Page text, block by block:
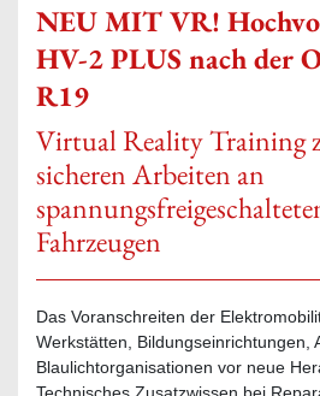
NEU MIT VR!
HV-2 PLUS nach der
R19
Virtual Reality Training
sicheren Arbeiten an
Fahrzeugen
Das Voranschreiten der
Werkstätten, Bildungseinrichtungen,
Blaulichtorganisationen vor neue
Technisches Zusatzwissen bei